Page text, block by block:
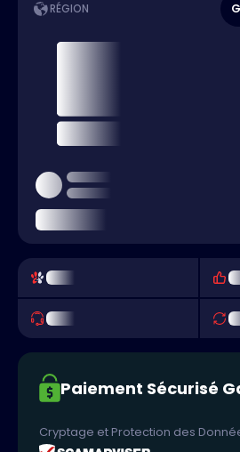
RÉGION
Paiement Sécurisé
Cryptage et Protection des